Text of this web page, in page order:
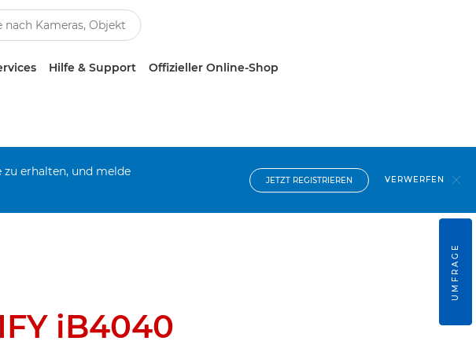
Hilfe & Support Offizieller Online-Shop
erhalten, und melde
JETZT REGISTRIEREN VERWERFEN
iB4040
UMFRAGE